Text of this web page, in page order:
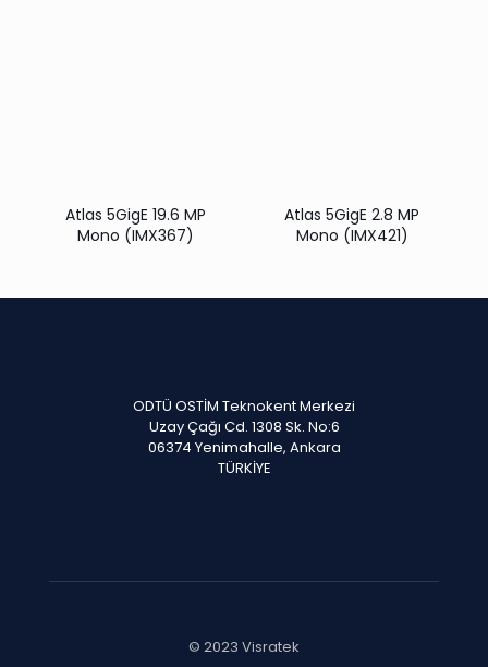
Atlas 5GigE 19.6 MP
Mono (IMX367)
Atlas 5GigE 2.8 MP
Mono (IMX421)
ODTÜ OSTİM Teknokent Merkezi
Uzay Çağı Cd. 1308 Sk. No:6
06374 Yenimahalle, Ankara
TÜRKİYE
© 2023 Visratek